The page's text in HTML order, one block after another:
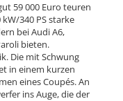
59 000 Euro teuren
340 PS starke
bei Audi A6,
bieten.
Die mit Schwung
in einem kurzen
eines Coupés. An
ins Auge, die der